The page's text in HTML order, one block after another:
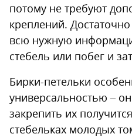
потому не требуют
креплений.
всю нужную
стебель или побег и
Бирки-петельки
универсальностью –
закрепить их
стебельках молодых